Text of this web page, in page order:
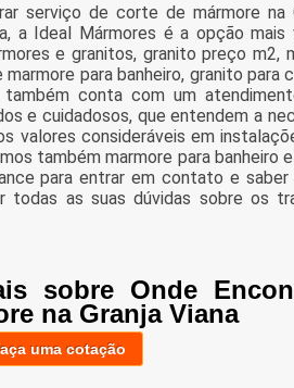
serviço de corte de mármore na
a Ideal Mármores é a opção mais
e granitos, granito preço m2,
marmore para banheiro, granito para
conta com um
e cuidadosos, que entendem a
valores consideráveis em
também marmore para banheiro
para entrar em contato e
todas as suas dúvidas sobre os
sobre Onde
na Granja Viana
uma cotação